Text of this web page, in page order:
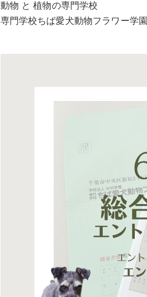
動物 と 植物の専門学校
専門学校ちば愛犬動物フラワー学園